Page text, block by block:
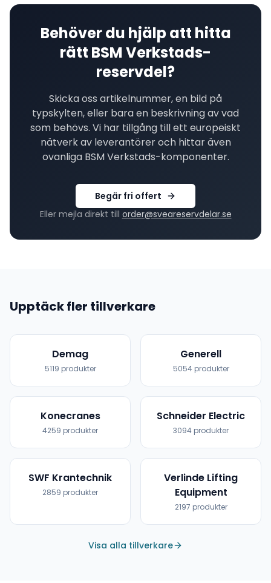
Behöver du hjälp att hitta
rätt BSM Verkstads-
reservdel?
Skicka oss artikelnummer, en bild på
typskylten, eller bara en beskrivning av vad
som behövs. Vi har tillgång till ett europeiskt
nätverk av leverantörer och hittar även
ovanliga BSM Verkstads-komponenter.
Begär fri offert
Eller mejla direkt till order@sveareservdelar.se
Upptäck fler tillverkare
Demag
5119 produkter
Generell
5054produkter
Konecranes
4259 produkter
Schneider Electric
3094 produkter
SWF Krantechnik
2859 produkter
Verlinde Lifting
Equipment
2197 produkter
Visa alla tillverkare